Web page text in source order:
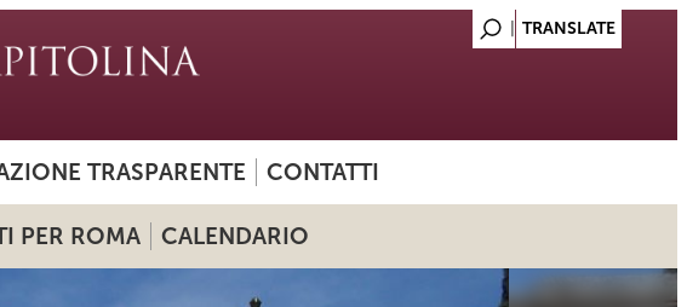
TRASPARENTE CONTATTI
PER ROMA CALENDARIO